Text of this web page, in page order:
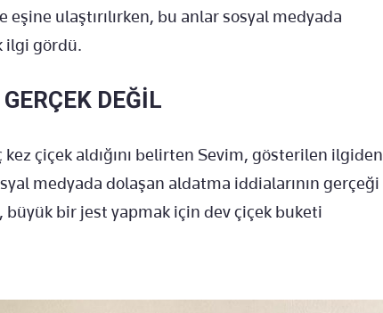
eşine ulaştırılırken, bu anlar sosyal medyada
ilgi gördü.
DEĞİL
çiçek aldığını belirten Sevim, gösterilen ilgiden
medyada dolaşan aldatma iddialarının gerçeği
büyük bir jest yapmak için dev çiçek buketi